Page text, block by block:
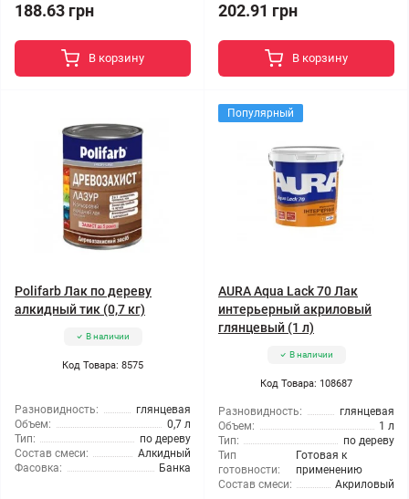
188.63 грн
В корзину
202.91 грн
В корзину
Polifarb Лак по дереву
алкидный тик (0,7 кг)
В наличии
Код Товара: 8575
Разновидность:
глянцевая
Объем:
0,7 л
Тип:
по дереву
Состав смеси:
Алкидный
Фасовка:
Банка
Популярный
AURA Aqua Lack 70 Лак
интерьерный акриловый
глянцевый (1 л)
В наличии
Код Товара: 108687
Разновидность:
глянцевая
Объем:
1 л
Тип:
по дереву
Тип
готовности:
Готовая к
применению
Состав смеси:
Акриловый